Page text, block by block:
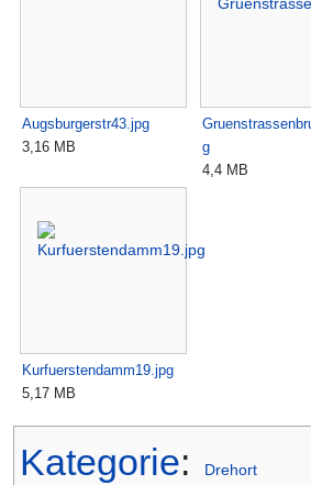
Augsburgerstr43.jpg
3,16 MB
g
4,4 MB
Kurfuerstendamm19.jpg
5,17 MB
Kategorie: Drehort